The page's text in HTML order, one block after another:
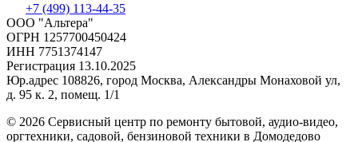
+7 (499) 113-44-35
ООО "Альтера"
ОГРН 1257700450424
ИНН 7751374147
Регистрация 13.10.2025
Юр.адрес 108826, город Москва, Александры Монаховой ул,
д. 95 к. 2, помещ. 1/1
© 2026 Сервисный центр по ремонту бытовой, аудио-видео,
оргтехники, садовой, бензиновой техники в Домодедово